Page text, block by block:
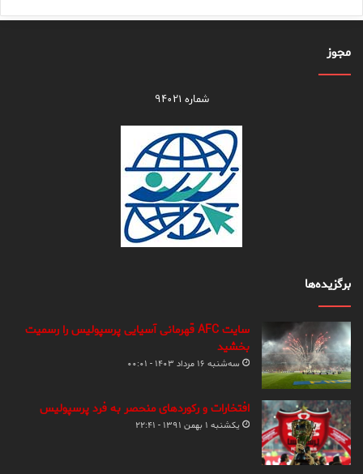
مجوز
شماره ۹۴۰۲۱
برگزیده‌ها
سایت AFC قهرمانی آسیایی پرسپولیس را رسمیت
بخشید
سه‌شنبه ۱۶ مرداد ۱۴۰۳ - ۰۰:۰۱
افتخارات و رکوردهای منحصر به فرد پرسپولیس
یکشنبه ۱ بهمن ۱۳۹۱ - ۲۲:۴۱